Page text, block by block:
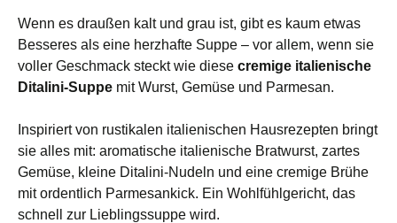
Wenn es draußen kalt und grau ist, gibt es kaum etwas
Besseres als eine herzhafte Suppe – vor allem, wenn sie
voller Geschmack steckt wie diese cremige italienische
Ditalini-Suppe mit Wurst, Gemüse und Parmesan.
Inspiriert von rustikalen italienischen Hausrezepten bringt
sie alles mit: aromatische italienische Bratwurst, zartes
Gemüse, kleine Ditalini-Nudeln und eine cremige Brühe
mit ordentlich Parmesankick. Ein Wohlfühlgericht, das
schnell zur Lieblingssuppe wird.